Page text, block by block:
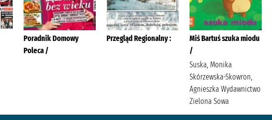
Poradnik Domowy
Poleca /
Przegląd Regionalny :
Miś Bartuś szuka miodu
/
Suska, Monika
Skórzewska-Skowron,
Agnieszka Wydawnictwo
Zielona Sowa